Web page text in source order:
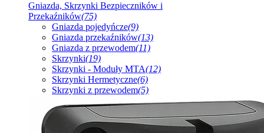
Gniazda, Skrzynki Bezpieczników i
Przekaźników(75)
Gniazda pojedyńcze(9)
Gniazda przekaźników(13)
Gniazda z przewodem(11)
Skrzynki(19)
Skrzynki - Moduły MTA(12)
Skrzynki Hermetyczne(6)
Skrzynki z przewodem(5)